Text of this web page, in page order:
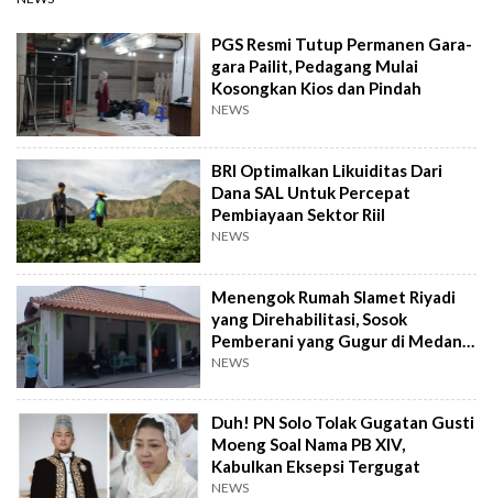
PGS Resmi Tutup Permanen Gara-
gara Pailit, Pedagang Mulai
Kosongkan Kios dan Pindah
NEWS
BRI Optimalkan Likuiditas Dari
Dana SAL Untuk Percepat
Pembiayaan Sektor Riil
NEWS
Menengok Rumah Slamet Riyadi
yang Direhabilitasi, Sosok
Pemberani yang Gugur di Medan
Perang
NEWS
Duh! PN Solo Tolak Gugatan Gusti
Moeng Soal Nama PB XIV,
Kabulkan Eksepsi Tergugat
NEWS